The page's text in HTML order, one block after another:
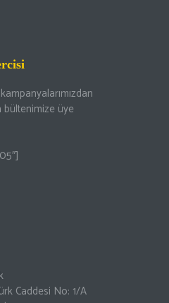
üye
Caddesi No: 1/A